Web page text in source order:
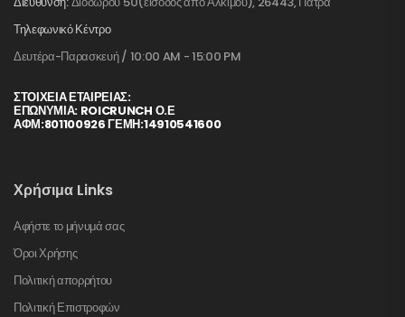
Τηλεφωνικό Κέντρο
Δευτέρα-Παρασκευή / 10:00 AM - 15:00 PM
ΣΤΟΙΧΕΊΑ ΕΤΑΙΡΕΊΑΣ:
ΕΠΩΝΥΜΙΑ: ROICRUNCH Ο.Ε
ΑΦΜ:801100926 ΓΕΜΗ:14910541600
Χρήσιμα Links
Αφήστε το μήνυμά σας
Όροι Χρήσης
Πολιτική απορρήτου
Πολιτική Επιστροφών